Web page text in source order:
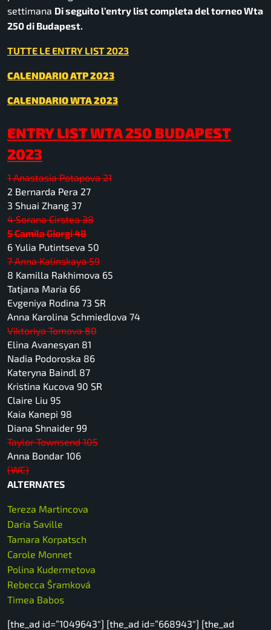
settimana Di seguito l’entry list completa del torneo Wta
250 di Budapest.
TUTTE LE ENTRY LIST 2023
CALENDARIO ATP 2023
CALENDARIO WTA 2023
ENTRY LIST WTA 250 BUDAPEST
2023
1 Anastasia Potapova 21
2 Bernarda Pera 27
3 Shuai Zhang 37
4 Sorana Cirstea 38
5 Camila Giorgi 48
6 Yulia Putintseva 50
7 Anna Kalinskaya 59
8 Kamilla Rakhimova 65
Tatjana Maria 66
Evgeniya Rodina 73 SR
Anna Karolina Schmiedlova 74
Viktoriya Tomova 80
Elina Avanesyan 81
Nadia Podoroska 86
Kateryna Baindl 87
Kristina Kucova 90 SR
Claire Liu 95
Kaia Kanepi 98
Diana Shnaider 99
Taylor Townsend 105
Anna Bondar 106
(WC)
ALTERNATES
Tereza Martincova
Daria Saville
Tamara Korpatsch
Carole Monnet
Polina Kudermetova
Rebecca Šramková
Timea Babos
[the_ad id=”1049643″] [the_ad id=”668943″] [the_ad